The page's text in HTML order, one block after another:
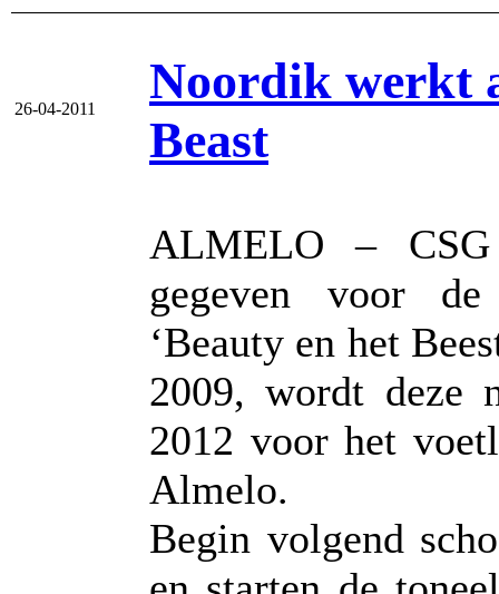
26-04-2011
Noordik werkt
Beast
ALMELO –
gegeven voor de
‘Beauty en het
2009, wordt deze
2012 voor het
Almelo.
Begin volgend